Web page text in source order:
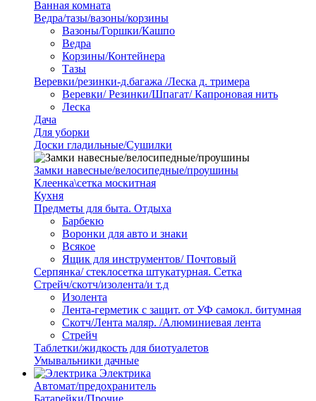
Ванная комната
Ведра/тазы/вазоны/корзины
Вазоны/Горшки/Кашпо
Ведра
Корзины/Контейнера
Тазы
Веревки/резинки-д.багажа /Леска д. тримера
Веревки/ Резинки/Шпагат/ Капроновая нить
Леска
Дача
Для уборки
Доски гладильные/Сушилки
Замки навесные/велосипедные/проушины
Клеенка\сетка москитная
Кухня
Предметы для быта. Отдыха
Барбекю
Воронки для авто и знаки
Всякое
Ящик для инструментов/ Почтовый
Серпянка/ стеклосетка штукатурная. Сетка
Стрейч/скотч/изолента/и т.д
Изолента
Лента-герметик с защит. от УФ самокл. битумная
Скотч/Лента маляр. /Алюминиевая лента
Стрейч
Таблетки/жидкость для биотуалетов
Умывальники дачные
Электрика
Автомат/предохранитель
Батарейки/Прочие